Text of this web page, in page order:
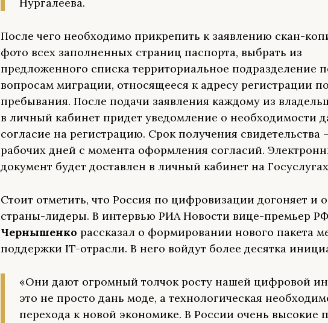
После чего необходимо прикрепить к заявлению скан-
фото всех заполненных страниц паспорта, выбрать из
предложенного списка территориальное подразделение
вопросам миграции, относящееся к адресу регистрации
пребывания. После подачи заявления каждому из
в личный кабинет придет уведомление о необходимости
согласие на регистрацию. Срок получения свидетельства
рабочих дней с момента оформления согласий.
документ будет доставлен в личный кабинет на
Стоит отметить, что Россия по цифровизации догоняет и
страны-лидеры. В интервью РИА Новости вице-премьер РФ
Чернышенко рассказал о формировании нового пакета
поддержки IT-отрасли. В него войдут более десятка
«Они дают огромный толчок росту нашей цифровой
это не просто дань моде, а технологическая
перехода к новой экономике. В России очень высокие